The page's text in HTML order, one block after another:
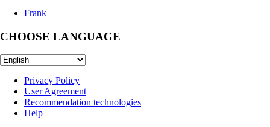
Frank
CHOOSE LANGUAGE
Privacy Policy
User Agreement
Recommendation technologies
Help